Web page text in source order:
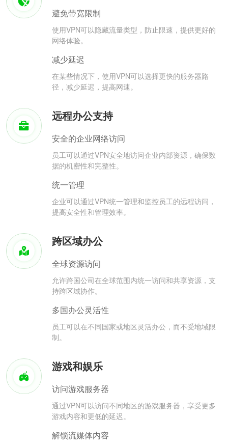
避免带宽限制
使用VPN可以隐藏流量类型，防止限速，提供更好的
网络体验。
减少延迟
在某些情况下，使用VPN可以选择更快的服务器路
径，减少延迟，提高网速。
远程办公支持
安全的企业网络访问
员工可以通过VPN安全地访问企业内部资源，确保数
据的机密性和完整性。
统一管理
企业可以通过VPN统一管理和监控员工的远程访问，
提高安全性和管理效率。
跨区域办公
全球资源访问
允许跨国公司在全球范围内统一访问和共享资源，支
持跨区域协作。
多国办公灵活性
员工可以在不同国家或地区灵活办公，而不受地域限
制。
游戏和娱乐
访问游戏服务器
通过VPN可以访问不同地区的游戏服务器，享受更多
游戏内容和更低的延迟。
解锁流媒体内容